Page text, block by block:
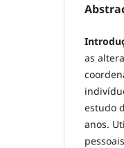
as
estudo
anos.